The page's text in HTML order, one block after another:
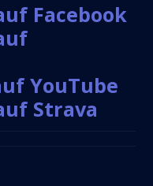
Facebook
YouTube
Strava